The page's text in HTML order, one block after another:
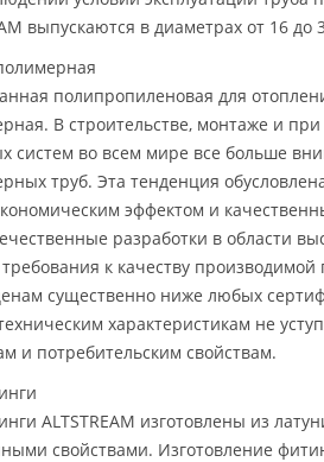
выпускаются в диаметрах от 16 до
полипропиленовая для
В строительстве, монтаже и
систем во всем мире все больше
труб. Эта тенденция
эффектом и
разработки в области
к качеству
существенно ниже любых
характеристикам не
и потребительским свойствам.
ALTSTREAM изготовлены из
свойствами. Изготовление